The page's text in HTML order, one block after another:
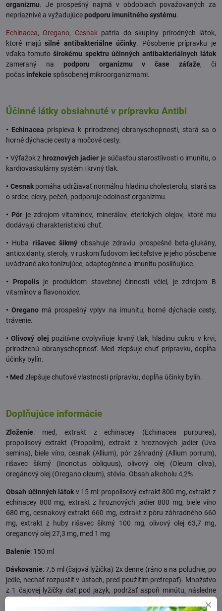
organizmu. Je prospešný najmä v obdobiach považovaných za
nepriaznivé a vyžadujúcepodporu imunitného systému.
Echinacea, Oregano, Cesnakpatria do skupiny prírodných látok,
ktoré majúsilné antibakteriálne účinky. Pôsobenie prípravku je
vďaka tomutoširokému spektru účinných antibakteriálnych látok
zameraný na podporu organizmu v čase záťaže, či
počas infekcie spôsobenej mikroorganizmami.
Účinné látky obsiahnuté v prípravku Antibi
• Echinacea prispieva k prirodzenej obranyschopnosti, stará sa o
horné dýchacie cesty a močové cesty.
• Výťažok z hroznových jadier je súčasťou starostlivosti o imunitu, o
kardiovaskulárny systém i krvný tlak.
• Cesnakpomáha udržiavať normálnu hladinu cholesterolu, stará sa
o srdce, cievy, pečeň, podporuje odolnosť organizmu.
• Pór je zdrojom vitamínov, minerálov, éterických olejov, ktoré mu
dodávajú charakteristickú chuť.
• Huba rišavec šikmýobsahuje zdraviu prospešné beta-glukány,
antioxidanty, steroly, v ruskom ľudovom liečiteľstve je jeho pôsobenie
uvádzané ako tonizujúce, adaptogénne a imunitu posilňujúce.
• Propolisje produktom stavebnej činnosti včiel, je zdrojom B
vitamínov a flavonoidov.
• Oregano má prospešný vplyv na imunitu, horné dýchacie cesty,
trávenie.
• Olivový olej pozitívne ovplyvňuje krvný tlak, hladinu cukru v krvi,
prirodzenú obranyschopnosť. Med zlepšuje chuť prípravku, dopĺňa
účinky bylín.
• Med zlepšuje chuťové vlastnosti prípravku, dopĺňa účinky bylín.
Doplňujúce informácie
Zloženie: med, extrakt z echinacey (Echinacea purpurea),
propolisový extrakt (Propolim), extrakt z hroznových jadier (Uva
semina), biele víno, cesnak (Allium), pór záhradný (Allium porrum),
rišavec šikmý (Inonotus obliquus), olivový olej (Oleum oliva),
oregánový olej (Oregano oleum), stévia. Obsah alkoholu 4,2%
Obsah účinných látokv 15 ml: propolisový extrakt 800 mg, extrakt z
echinacey 800 mg, extrakt z hroznových jadier 800 mg, biele víno
680 mg, cesnakový extrakt 660 mg, extrakt z póru záhradného 660
mg, extrakt z huby rišavec šikmý 100 mg, olivový olej 63,7 mg,
oreganový olej 27,3 mg, med 1 mg
Balenie: 150 ml
Dávkovanie: 7,5 ml (čajová lyžička) 2x denne (ráno a na poludnie, po
jedle, nechať rozpustiť v ústach, pred použitím pretrepať). Množstvo
z 1 čajovej lyžičky dať pod jazyk, podržať aspoň minútu, následne